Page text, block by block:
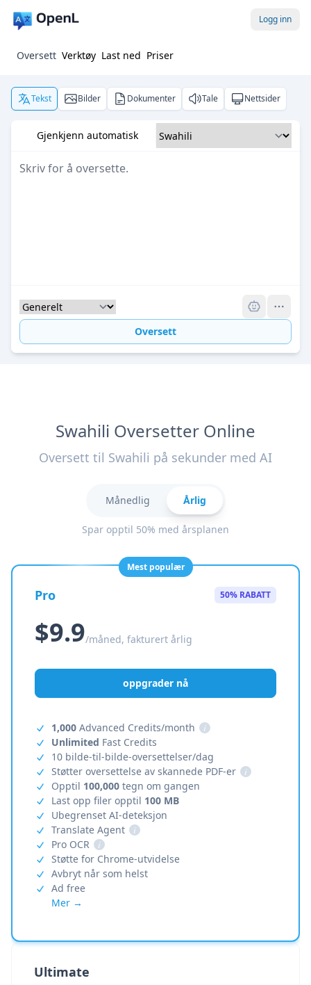
Logg inn
Oversett Verktøy Last ned Priser
Tekst Bilder Dokumenter Tale Nettsider
Gjenkjenn automatisk
Oversett
Swahili Oversetter Online
Oversett til Swahili på sekunder med AI
Månedlig Årlig
Spar opptil 50% med årsplanen
Mest populær
Pro 50% RABATT
$9.9/måned, fakturert årlig
oppgrader nå
1,000 Advanced Credits/month
i
Unlimited Fast Credits
10 bilde-til-bilde-oversettelser/dag
Støtter oversettelse av skannede PDF-er
i
Opptil 100,000 tegn om gangen
Last opp filer opptil 100 MB
Ubegrenset AI-deteksjon
Translate Agent
i
Pro OCR
i
Støtte for Chrome-utvidelse
Avbryt når som helst
Ad free
Mer →
Ultimate